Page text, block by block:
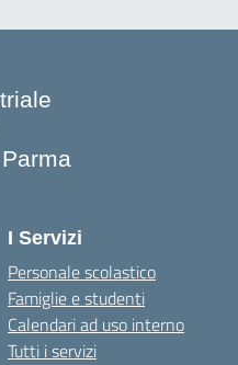
I Servizi
Personale scolastico
Famiglie e studenti
Calendari ad uso interno
Tutti i servizi